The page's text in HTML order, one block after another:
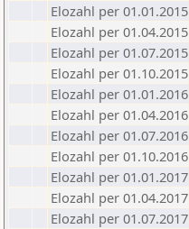
Elozahl per 01.01.2015
Elozahl per 01.04.2015
Elozahl per 01.07.2015
Elozahl per 01.10.2015
Elozahl per 01.01.2016
Elozahl per 01.04.2016
Elozahl per 01.07.2016
Elozahl per 01.10.2016
Elozahl per 01.01.2017
Elozahl per 01.04.2017
Elozahl per 01.07.2017